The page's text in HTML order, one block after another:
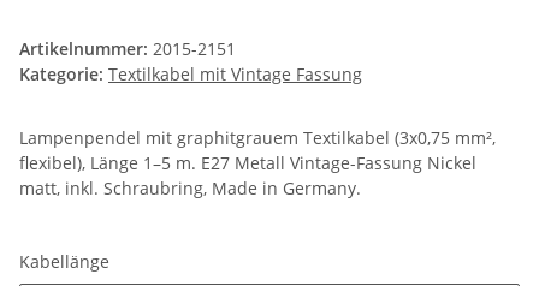
Artikelnummer: 2015-2151
Kategorie: Textilkabel mit Vintage Fassung
Lampenpendel mit graphitgrauem Textilkabel (3x0,75 mm²,
flexibel), Länge 1–5 m. E27 Metall Vintage-Fassung Nickel
matt, inkl. Schraubring, Made in Germany.
Kabellänge